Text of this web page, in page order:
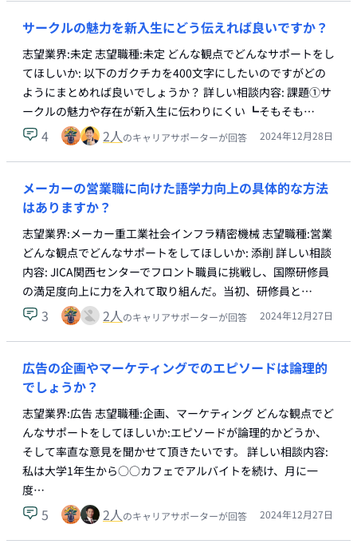
サークルの魅力を新入生にどう伝えれば良いですか？
志望業界:未定 志望職種:未定 どんな観点でどんなサポートをし
てほしいか: 以下のガクチカを400文字にしたいのですがどの
ようにまとめれば良いでしょうか？ 詳しい相談内容: 課題①サ
ークルの魅力や存在が新入生に伝わりにくい ┗そもそも…
4 2人のキャリアサポーターが回答 2024年12月28日
メーカーの営業職に向けた語学力向上の具体的な方法
はありますか？
志望業界:メーカー重工業社会インフラ精密機械 志望職種:営業
どんな観点でどんなサポートをしてほしいか: 添削 詳しい相談
内容: JICA関西センターでフロント職員に挑戦し、国際研修員
の満足度向上に力を入れて取り組んだ。当初、研修員と…
3 2人のキャリアサポーターが回答 2024年12月27日
広告の企画やマーケティングでのエピソードは論理的
でしょうか？
志望業界:広告 志望職種:企画、マーケティング どんな観点でど
んなサポートをしてほしいか:エピソードが論理的かどうか、
そして率直な意見を聞かせて頂きたいです。 詳しい相談内容:
私は大学1年生から○○カフェでアルバイトを続け、月に一
度…
5 2人のキャリアサポーターが回答 2024年12月27日